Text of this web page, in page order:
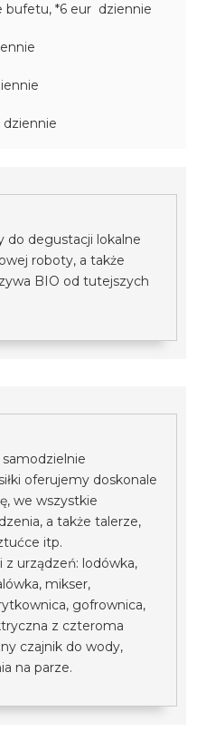
bufetu, *6 eur dziennie
dziennie
do degustacji lokalne
roboty, a także
BIO od tutejszych
oferujemy doskonale
we wszystkie
a także talerze,
itp.
z urządzeń: lodówka,
mikser,
gofrownica,
z czteroma
czajnik do wody,
na parze.